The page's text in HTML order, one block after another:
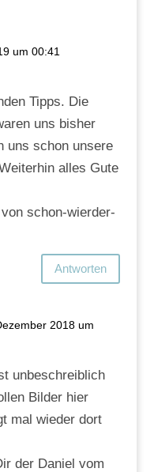
um 00:41
Tipps. Die
uns bisher
uns schon unsere
alles Gute
schon-wierder-
Antworten
2018 um
unbeschreiblich
Bilder hier
mal wieder dort
der Daniel vom